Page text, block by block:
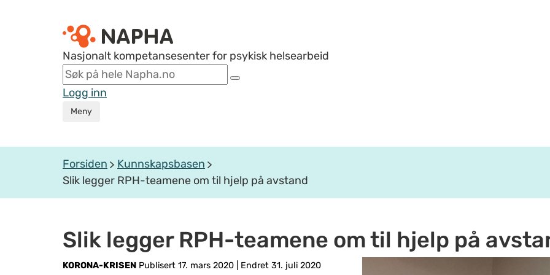
Nasjonalt kompetansesenter for psykisk helsearbeid
Logg inn
Meny
Forsiden
Kunnskapsbasen
Slik legger RPH-teamene om til hjelp på avstand
Slik legger RPH-teamene om til hjelp på
KORONA-KRISEN Publisert 17. mars 2020 Endret 31. juli 2020